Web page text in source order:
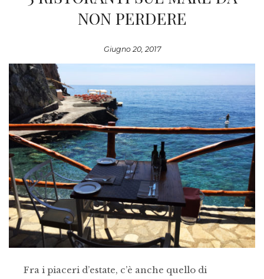
NON PERDERE
Giugno 20, 2017
Fra i piaceri d’estate, c’è anche quello di